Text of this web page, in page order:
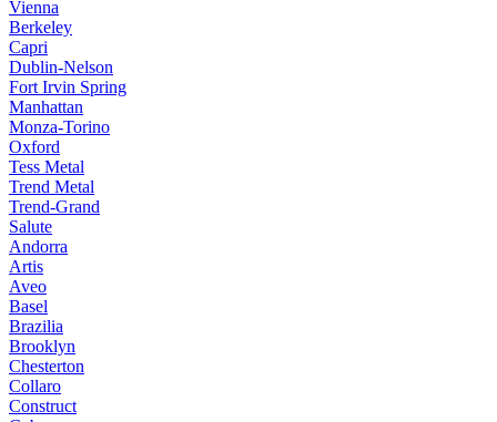
Vienna
Berkeley
Capri
Dublin-Nelson
Fort Irvin Spring
Manhattan
Monza-Torino
Oxford
Tess Metal
Trend Metal
Trend-Grand
Salute
Andorra
Artis
Aveo
Basel
Brazilia
Brooklyn
Chesterton
Collaro
Construct